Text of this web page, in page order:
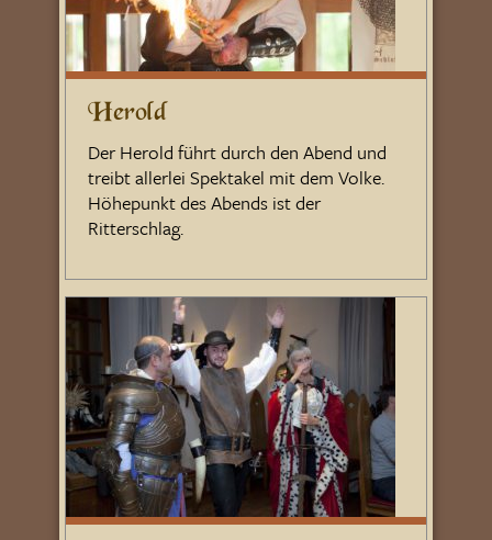
Herold
Der Herold führt durch den Abend und
treibt allerlei Spektakel mit dem Volke.
Höhepunkt des Abends ist der
Ritterschlag.